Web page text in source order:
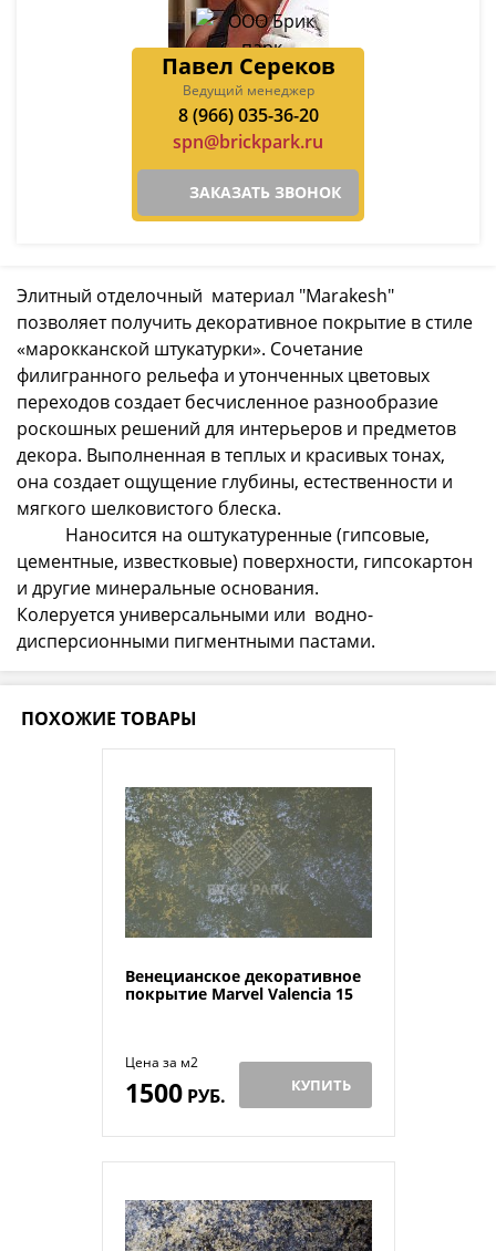
Павел Сереков
Ведущий менеджер
8 (966) 035-36-20
spn@brickpark.ru
ЗАКАЗАТЬ ЗВОНОК
Элитный отделочный материал "Marakesh"
позволяет получить декоративное покрытие в стиле
«марокканской штукатурки». Сочетание
филигранного рельефа и утонченных цветовых
переходов создает бесчисленное разнообразие
роскошных решений для интерьеров и предметов
декора. Выполненная в теплых и красивых тонах,
она создает ощущение глубины, естественности и
мягкого шелковистого блеска.
Наносится на оштукатуренные (гипсовые,
цементные, известковые) поверхности, гипсокартон
и другие минеральные основания.
Колеруется универсальными или водно-
дисперсионными пигментными пастами.
ПОХОЖИЕ ТОВАРЫ
Венецианское декоративное
покрытие Marvel Valenсia 15
Цена за м2
1500РУБ. КУПИТЬ